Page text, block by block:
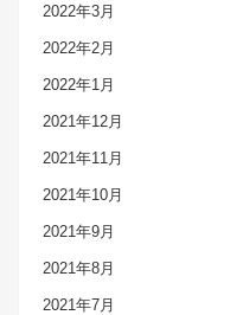
2022年3月
2022年2月
2022年1月
2021年12月
2021年11月
2021年10月
2021年9月
2021年8月
2021年7月